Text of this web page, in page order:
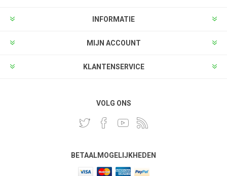
INFORMATIE
MIJN ACCOUNT
KLANTENSERVICE
VOLG ONS
BETAALMOGELIJKHEDEN